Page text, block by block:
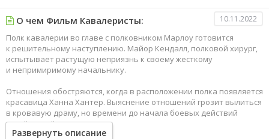
О чем Фильм Кавалеристы: 10.11.2022
Полк кавалерии во главе с полковником Марлоу готовится
к решительному наступлению. Майор Кендалл, полковой хирург,
испытывает растущую неприязнь к своему жесткому
и непримиримому начальнику.
Отношения обостряются, когда в расположении полка появляется
красавица Ханна Хантер. Выяснение отношений грозит вылиться
в кровавую драму, но времени до начала боевых действий
остаётся всё меньше и меньше.
Развернуть описание